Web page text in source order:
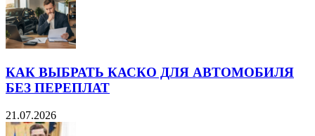
КАК ВЫБРАТЬ КАСКО ДЛЯ АВТОМОБИЛЯ
БЕЗ ПЕРЕПЛАТ
21.07.2026